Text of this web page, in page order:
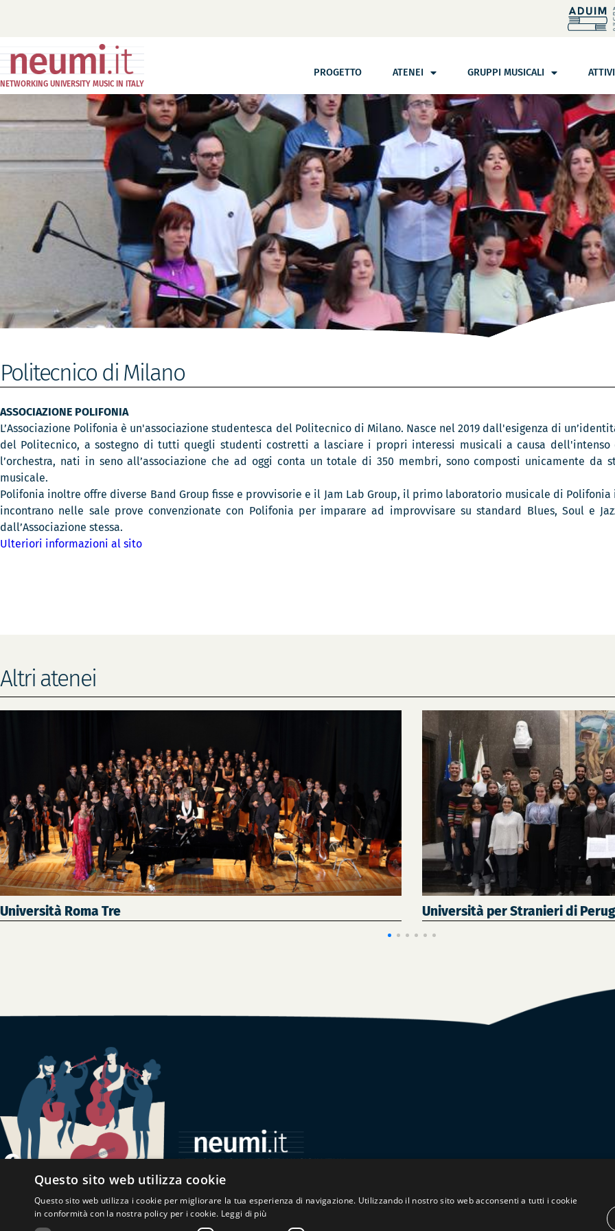
NETWORKING UNIVERSITY MUSIC IN ITALY
PROGETTO ATENEI GRUPPI MUSICALI
Politecnico di Milano
ASSOCIAZIONE POLIFONIA
L’Associazione Polifonia è un'associazione studentesca del Politecnico di Milano. Nasce nel 2019 dall'esigenza di
del Politecnico, a sostegno di tutti quegli studenti costretti a lasciare i propri interessi musicali a causa
l’orchestra, nati in seno all’associazione che ad oggi conta un totale di 350 membri, sono composti unicamente da
musicale.
Polifonia inoltre offre diverse Band Group fisse e provvisorie e il Jam Lab Group, il primo laboratorio musicale di
incontrano nelle sale prove convenzionate con Polifonia per imparare ad improvvisare su standard Blues, Soul e
dall’Associazione stessa.
Ulteriori informazioni al sito
Altri atenei
Università Roma Tre Università per Stranieri di
ContattaciQuesto sito web utilizza cookie
Questo sito web utilizza i cookie per migliorare la tua esperienza di navigazione. Utilizzando il nostro sito web acconsenti a tutti i cookie
in conformità con la nostra policy per i cookie. Leggi di più